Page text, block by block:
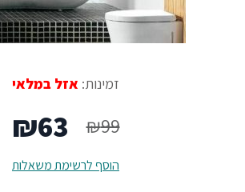
זמינות: אזל במלאי
₪99
המחיר
המקורי
₪63
הוסף לרשימת משאלות